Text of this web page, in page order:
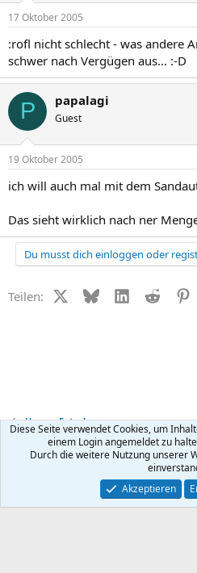
17 Oktober 2005
:rofl nicht schlecht - was andere
schwer nach Vergügen aus... :-D
P papalagi
Guest
19 Oktober 2005
ich will auch mal mit dem
Das sieht wirklich nach ner
Du musst dich einloggen oder
Teilen: X (Twitter)
BlueskyLinkedIn
Reddit
Unsere Fotos!
Kontakt Nutzungsbedingungen
Community platform by XenForo ® © 2010-
Diese Seite verwendet Cookies, um
einem Login angemeldet zu
Durch die weitere Nutzung unserer
Akzeptieren